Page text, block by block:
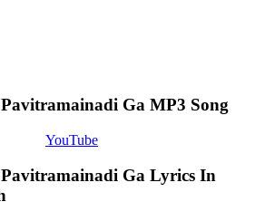
Ga MP3 Song
YouTube
Ga Lyrics In